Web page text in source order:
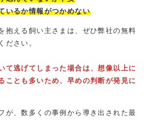
いるか情報がつかめない
抱える飼い主さまは、ぜひ弊社の無料
ださい。
て逃げてしまった場合は、想像以上に
ことも多いため、早めの判断が発見に
が、数多くの事例から導き出された最